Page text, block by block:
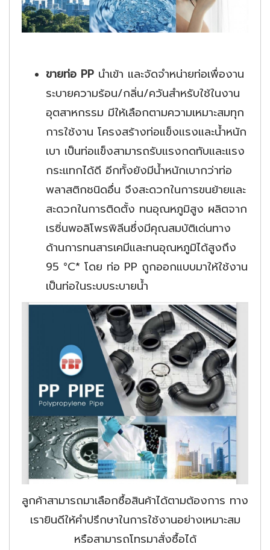
ขายท่อ PP นำเข้า และจัดจำหน่ายท่อเพื่องาน
ระบายความร้อน/กลิ่น/ควันสำหรับใช้ในงาน
อุตสาหกรรม มีให้เลือกตามความเหมาะสมทุก
การใช้งาน โครงสร้างท่อแข็งแรงและน้ำหนัก
เบา เป็นท่อแข็งสามารถรับแรงกดทับและแรง
กระแทกได้ดี อีกทั้งยังมีน้ำหนักเบากว่าท่อ
พลาสติกชนิดอื่น จึงสะดวกในการขนย้ายและ
สะดวกในการติดตั้ง ทนอุณหภูมิสูง ผลิตจาก
เรซิ่นพอลิโพรพิลีนซึ่งมีคุณสมบัติเด่นทาง
ด้านการทนสารเคมีและทนอุณหภูมิได้สูงถึง
95 °C* โดย ท่อ PP ถูกออกแบบมาให้ใช้งาน
เป็นท่อในระบบระบายน้ำ
ลูกค้าสามารถมาเลือกซื้อสินค้าได้ตามต้องการ ทาง
เรายินดีให้คำปรึกษาในการใช้งานอย่างเหมาะสม
หรือสามารถโทรมาสั่งซื้อได้